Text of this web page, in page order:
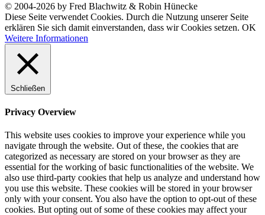
© 2004-2026 by Fred Blachwitz & Robin Hünecke
Diese Seite verwendet Cookies. Durch die Nutzung unserer Seite
erklären Sie sich damit einverstanden, dass wir Cookies setzen. OK
Weitere Informationen
Schließen
Privacy Overview
This website uses cookies to improve your experience while you
navigate through the website. Out of these, the cookies that are
categorized as necessary are stored on your browser as they are
essential for the working of basic functionalities of the website. We
also use third-party cookies that help us analyze and understand how
you use this website. These cookies will be stored in your browser
only with your consent. You also have the option to opt-out of these
cookies. But opting out of some of these cookies may affect your